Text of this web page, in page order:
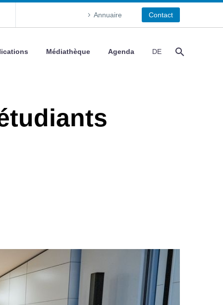
Annuaire Contact
Médiathèque Agenda DE